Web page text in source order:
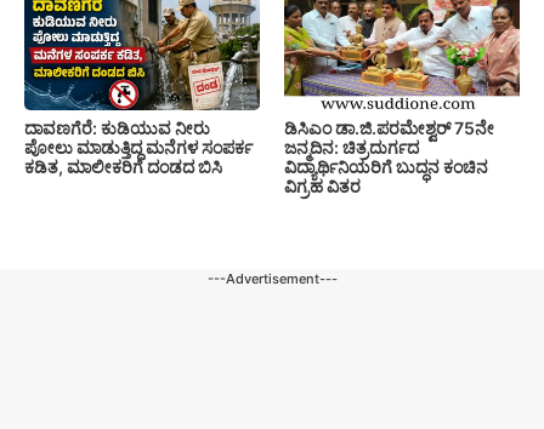
ದಾವಣಗೆರೆ: ಕುಡಿಯುವ ನೀರು
ಪೋಲು ಮಾಡುತ್ತಿದ್ದ ಮನೆಗಳ ಸಂಪರ್ಕ
ಕಡಿತ, ಮಾಲೀಕರಿಗೆ ದಂಡದ ಬಿಸಿ
ಡಿಸಿಎಂ ಡಾ.ಜಿ.ಪರಮೇಶ್ವರ್ 75ನೇ
ಜನ್ಮದಿನ: ಚಿತ್ರದುರ್ಗದ
ವಿದ್ಯಾರ್ಥಿನಿಯರಿಗೆ ಬುದ್ಧನ ಕಂಚಿನ
ವಿಗ್ರಹ ವಿತರ
---Advertisement---